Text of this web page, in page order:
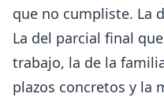
que no cumpliste. La
La del parcial final
trabajo, la de la
plazos concretos y la